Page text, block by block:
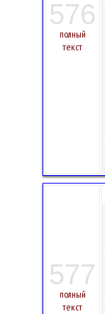
576
полный
текст
577
полный
текст